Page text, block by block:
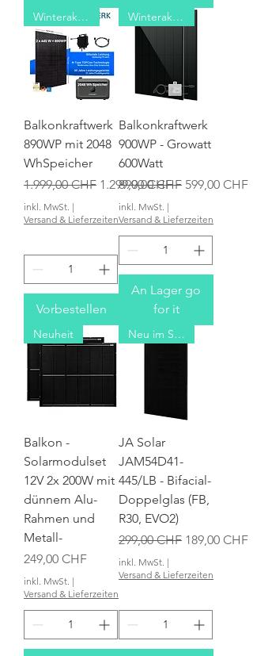
Winteraktion
Balkonkraftwerk
890WP mit 2048
WhSpeicher
Standardpreis
1.999,00 CHF Sale-Preis
1.299,00 CHF
inkl. MwSt. |
Versand & Lieferzeiten
Vorbestellen
Winteraktion
Balkonkraftwerk
900WP - Growatt
600Watt
Standardpreis
899,00 CHF Sale-Preis
599,00 CHF
inkl. MwSt. |
Versand & Lieferzeiten
An Lager go
for it
Neuheit
Balkon -
Solarmodulset
12V 2x 200W mit
dünnem Alu-
Rahmen und
Metall-
Preis
249,00 CHF
inkl. MwSt. |
Versand & Lieferzeiten
Neu im Sortiment
JA Solar
JAM54D41-
445/LB - Bifacial-
Doppelglas (FB,
R30, EVO2)
Standardpreis
299,00 CHF Sale-Preis
189,00 CHF
inkl. MwSt. |
Versand & Lieferzeiten